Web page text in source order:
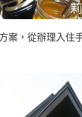
案，從辦理入住